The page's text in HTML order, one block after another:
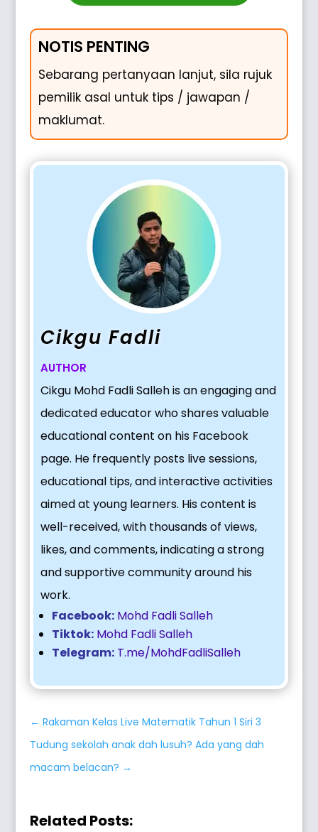
NOTIS PENTING
Sebarang pertanyaan lanjut, sila rujuk
pemilik asal untuk tips / jawapan /
maklumat.
Cikgu Fadli
AUTHOR
Cikgu Mohd Fadli Salleh is an engaging and
dedicated educator who shares valuable
educational content on his Facebook
page. He frequently posts live sessions,
educational tips, and interactive activities
aimed at young learners. His content is
well-received, with thousands of views,
likes, and comments, indicating a strong
and supportive community around his
work.
Facebook: Mohd Fadli Salleh
Tiktok: Mohd Fadli Salleh
Telegram: T.me/MohdFadliSalleh
←Rakaman Kelas Live Matematik Tahun 1 Siri 3
Tudung sekolah anak dah lusuh? Ada yang dah
macam belacan? →
Related Posts: